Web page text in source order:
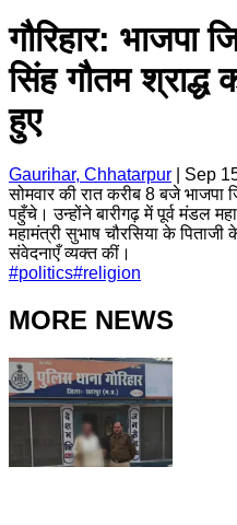
गौरिहार: भाजपा
सिंह गौतम श्राद्ध
हुए
Gaurihar, Chhatarpur
Sep
सोमवार की रात करीब 8 बजे भाजपा
पहुँचे। उन्होंने बारीगढ़ में पूर्व मंडल
महामंत्री सुभाष चौरसिया के पिताजी
संवेदनाएँ व्यक्त कीं।
#politics#religion
MORE NEWS